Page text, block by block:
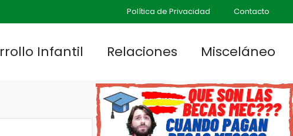
Política de Privacidad Contacto
Infantil Relaciones Misceláneo